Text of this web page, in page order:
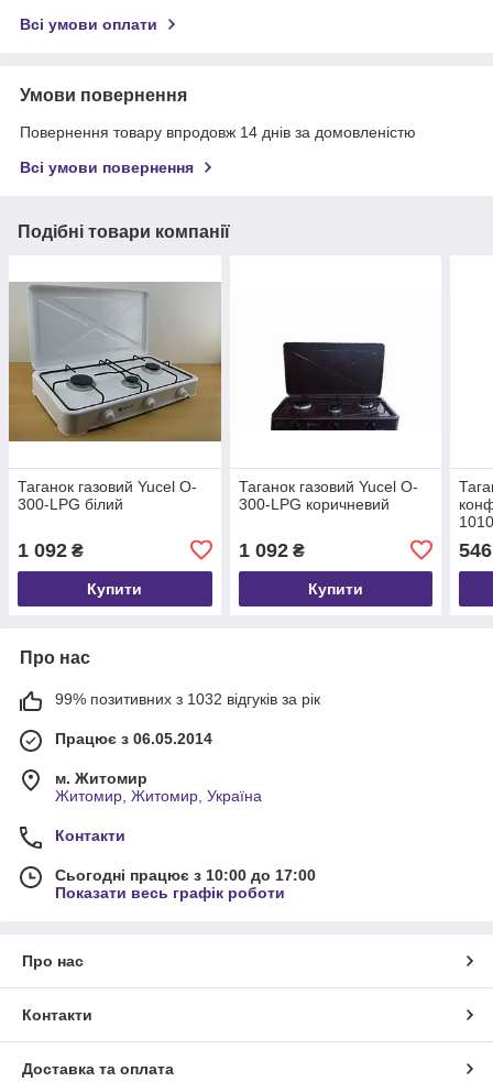
Всі умови оплати
Умови повернення
Повернення товару впродовж 14 днів за домовленістю
Всі умови повернення
Подібні товари компанії
Таганок газовий Yucel O-
300-LPG білий
1 092 ₴
Купити
Таганок газовий Yucel O-
300-LPG коричневий
1 092₴
Купити
546
Про нас
99% позитивних з 1032 відгуків за рік
Працює з 06.05.2014
м. Житомир
Житомир, Житомир, Україна
Контакти
Сьогодні працює з 10:00 до 17:00
Показати весь графік роботи
Про нас
Контакти
Доставка та оплата